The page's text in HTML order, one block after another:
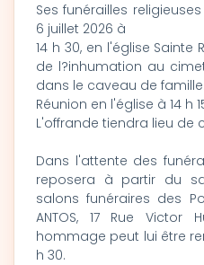
Ses funérailles
6 juillet 2026 à
14 h 30, en l'église Sainte
de l?inhumation au
dans le caveau de famille.
Réunion en l'église à 14 h
L'offrande tiendra lieu de
Dans l'attente des
reposera à partir du
salons funéraires des
ANTOS, 17 Rue
hommage peut lui être
h 30.